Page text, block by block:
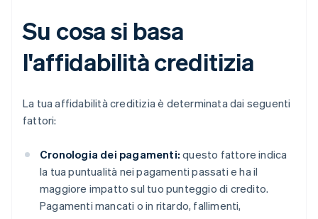
Su cosa si basa
l'affidabilità creditizia
La tua affidabilità creditizia è determinata dai seguenti
fattori:
Cronologia dei pagamenti: questo fattore indica
la tua puntualità nei pagamenti passati e ha il
maggiore impatto sul tuo punteggio di credito.
Pagamenti mancati o in ritardo, fallimenti,